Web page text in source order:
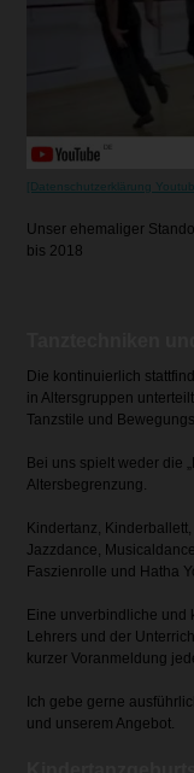
[Datenschutzerklärung
Unser ehemaliger
bis 2018
Die kontinuierlich
in Altersgruppen
Tanzstile und
Bei uns spielt weder die
Altersbegrenzung.
Kindertanz,
Jazzdance,
Faszienrolle und Hatha
Eine unverbindliche und
Lehrers und der
kurzer Voranmeldung
Ich gebe gerne
und unserem Angebot.